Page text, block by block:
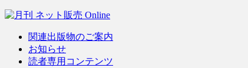
関連出版物のご案内
お知らせ
読者専用コンテンツ